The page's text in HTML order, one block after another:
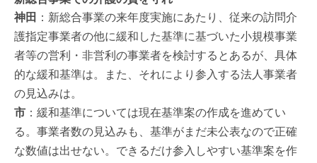
神田 ：新総合事業の来年度実施にあたり、従来の訪問介
護指定事業者の他に緩和した基準に基づいた小規模事業
者等の営利・非営利の事業者を検討するとあるが、具体
的な緩和基準は。また、それにより参入する法人事業者
の見込みは。
市 ：緩和基準については現在基準案の作成を進めてい
る。事業者数の見込みも、基準がまだ未公表なので正確
な数値は出せない。できるだけ参入しやすい基準案を作